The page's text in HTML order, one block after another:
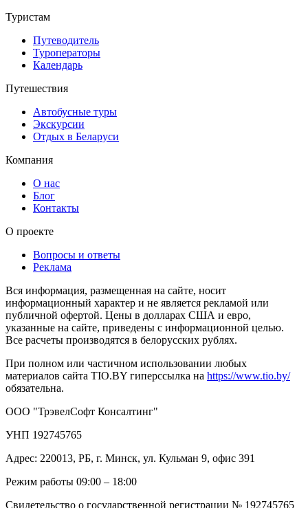
Туристам
Путеводитель
Туроператоры
Календарь
Путешествия
Автобусные туры
Экскурсии
Отдых в Беларуси
Компания
О нас
Блог
Контакты
О проекте
Вопросы и ответы
Реклама
Вся информация, размещенная на сайте, носит
информационный характер и не является рекламой или
публичной офертой. Цены в долларах США и евро,
указанные на сайте, приведены с информационной целью.
Все расчеты производятся в белорусских рублях.
При полном или частичном использовании любых
материалов сайта TIO.BY гиперссылка на https://www.tio.by/
обязательна.
ООО "ТрэвелСофт Консалтинг"
УНП 192745765
Адрес: 220013, РБ, г. Минск, ул. Кульман 9, офис 391
Режим работы 09:00 – 18:00
Свидетельство о государственной регистрации № 192745765